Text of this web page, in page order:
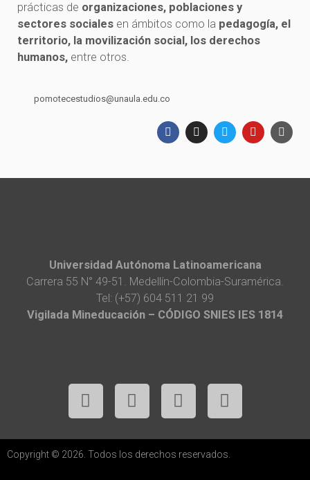
prácticas de organizaciones, poblaciones y
sectores sociales en ámbitos como la pedagogía, el
territorio, la movilización social, los derechos
humanos, entre otros.
pomotecestudios@unaula.edu.co
Universidad Autónoma Latinoamericana
Carrera 55 N° 49-51. Medellín-Colombia-Suramérica.
Tel: (+57) 604 511 21 99
Vigilada Mineducación – CÓDIGO SNIES IES 1814
Copyright © 2026. Todos los derechos reservados.